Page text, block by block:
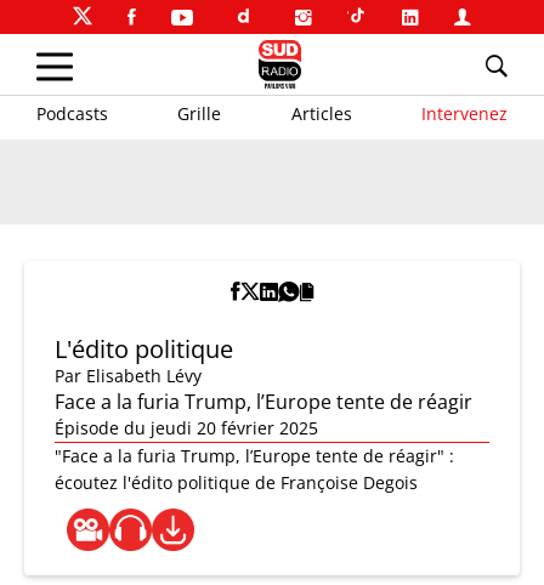
Podcasts Grille Articles Intervenez
L'édito politique
Par Elisabeth Lévy
Face a la furia Trump, l’Europe tente de réagir
Épisode du jeudi 20 février 2025
"Face a la furia Trump, l’Europe tente de réagir" :
écoutez l'édito politique de Françoise Degois